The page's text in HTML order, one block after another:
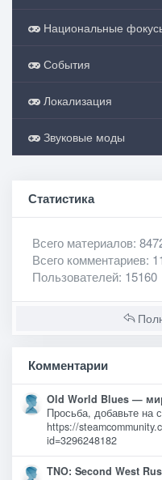
Национальные
События
Локализация
Звуковые моды
Статистика
Всего материалов:
Всего комментариев:
Пользователей: 15160
Комментарии
Old World Blues —
Просьба, добавьте на
https://
id=3296248182
TNO: Second West